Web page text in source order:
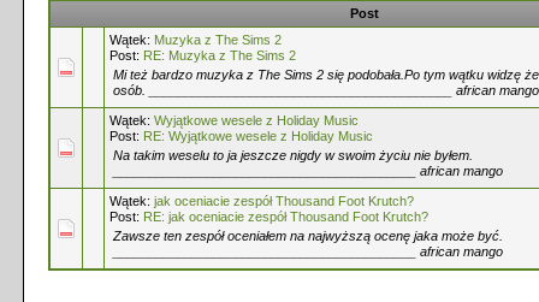
Post
Wątek: Muzyka z The Sims 2
Post: RE: Muzyka z The Sims 2
Mi też bardzo muzyka z The Sims 2 się podobała.Po tym wątku widzę
osób. __________________________________________ african mango
Wątek: Wyjątkowe wesele z Holiday Music
Post: RE: Wyjątkowe wesele z Holiday Music
Na takim weselu to ja jeszcze nigdy w swoim życiu nie byłem.
__________________________________________ african mango
Wątek: jak oceniacie zespół Thousand Foot Krutch?
Post: RE: jak oceniacie zespół Thousand Foot Krutch?
Zawsze ten zespół oceniałem na najwyższą ocenę jaka może być.
__________________________________________ african mango